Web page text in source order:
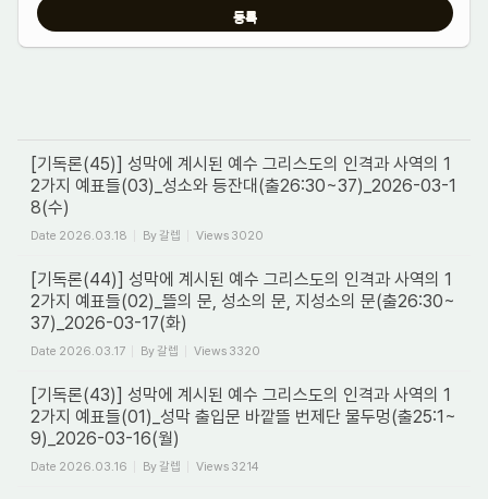
[기독론(45)] 성막에 계시된 예수 그리스도의 인격과 사역의 1
2가지 예표들(03)_성소와 등잔대(출26:30~37)_2026-03-1
8(수)
Date 2026.03.18 By갈렙 Views 3020
[기독론(44)] 성막에 계시된 예수 그리스도의 인격과 사역의 1
2가지 예표들(02)_뜰의 문, 성소의 문, 지성소의 문(출26:30~
37)_2026-03-17(화)
Date 2026.03.17 By갈렙 Views 3320
[기독론(43)] 성막에 계시된 예수 그리스도의 인격과 사역의 1
2가지 예표들(01)_성막 출입문 바깥뜰 번제단 물두멍(출25:1~
9)_2026-03-16(월)
Date 2026.03.16 By갈렙 Views 3214